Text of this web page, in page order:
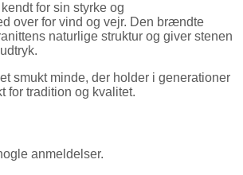
for sin styrke og
over for vind og vejr. Den brændte
naturlige struktur og giver stenen
smukt minde, der holder i generationer
for tradition og kvalitet.
anmeldelser.